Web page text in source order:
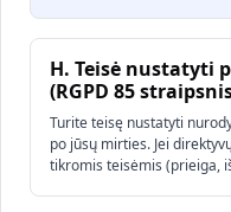
H. Teisė nustatyti
(RGPD 85
Turite teisę nustatyti
po jūsų mirties. Jei
tikromis teisėmis (prieiga,